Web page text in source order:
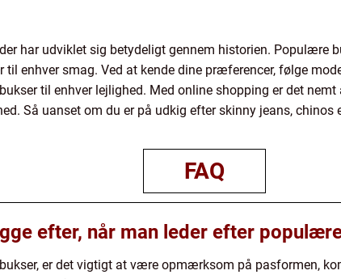
har udviklet sig betydeligt gennem historien. Populære
til enhver smag. Ved at kende dine præferencer, følge
til enhver lejlighed. Med online shopping er det
Så uanset om du er på udkig efter skinny jeans,
FAQ
efter, når man leder efter
er det vigtigt at være opmærksom på pasformen,